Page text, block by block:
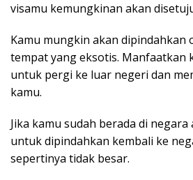
visamu kemungkinan akan
Kamu mungkin akan dipindahkan
tempat yang eksotis. Manfaatkan
untuk pergi ke luar negeri dan
kamu.
Jika kamu sudah berada di
untuk dipindahkan kembali ke
sepertinya tidak besar.